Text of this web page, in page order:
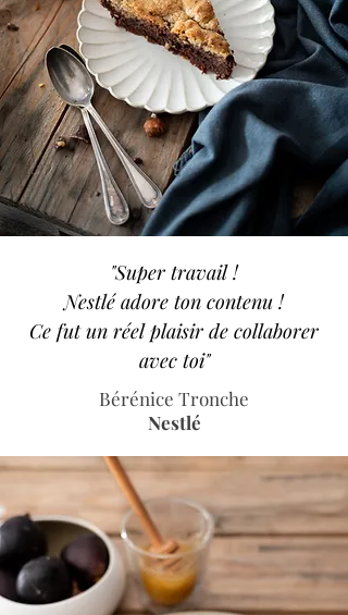
"Super travail !
Nestlé adore ton contenu !
Ce fut un réel plaisir de collaborer
avec toi"
Bérénice Tronche
Nestlé